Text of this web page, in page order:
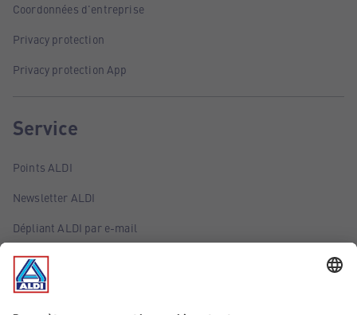
Coordonnées d'entreprise
Privacy protection
Privacy protection App
Service
Points ALDI
Newsletter ALDI
Dépliant ALDI par e-mail
Offres
Infos essentielles